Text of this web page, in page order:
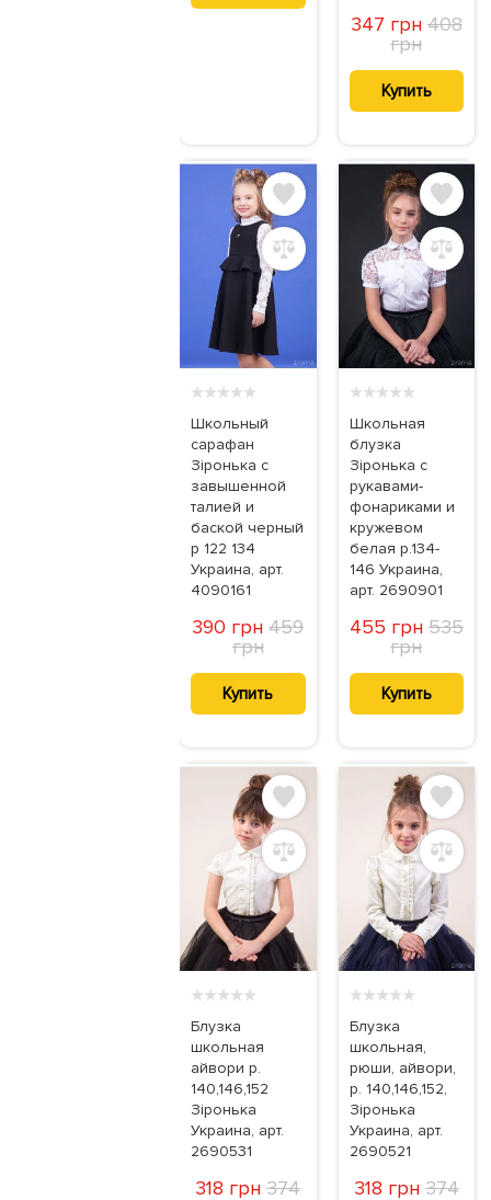
347 грн 408
грн
Купить
★★★★★
Школьный
сарафан
Зіронька с
завышенной
талией и
баской черный
р 122 134
Украина, арт.
4090161
390 грн459
грн
Купить
★★★★★
Школьная
блузка
Зіронька с
рукавами-
фонариками и
кружевом
белая р.134-
146 Украина,
арт. 2690901
455 грн 535
грн
Купить
★★★★★
Блузка
школьная
айвори р.
140,146,152
Зіронька
Украина, арт.
2690531
318 грн374
★★★★★
Блузка
школьная,
рюши, айвори,
р. 140,146,152,
Зіронька
Украина, арт.
2690521
318 грн 374